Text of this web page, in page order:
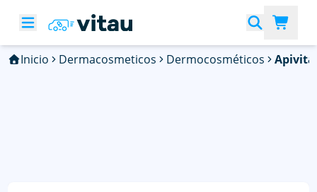
Inicio Dermacosmeticos Dermocosméticos